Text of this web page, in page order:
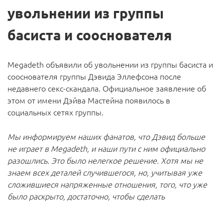
увольнении из группы
басиста и сооснователя
Megadeth объявили об увольнении из группы басиста и
сооснователя группы Дэвида Эллефсона после
недавнего секс-скандала. Официальное заявление об
этом от имени Дэйва Мастейна появилось в
социальных сетях группы.
Мы информируем наших фанатов, что Дэвид больше
не играет в Megadeth, и наши пути с ним официально
разошлись. Это было нелегкое решение. Хотя мы не
знаем всех деталей случившегося, но, учитывая уже
сложившиеся напряженные отношения, того, что уже
было раскрыто, достаточно, чтобы сделать